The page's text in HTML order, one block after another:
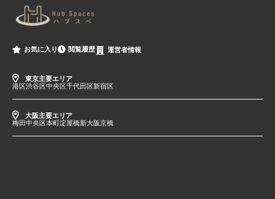
お気に入り 閲覧履歴 運営者情報
東京主要エリア
港区渋谷区中央区千代田区新宿区
大阪主要エリア
梅田中央区本町淀屋橋新大阪京橋